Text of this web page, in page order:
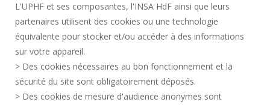
ACCESIBILIDAD
INFORMACIÓN LEGAL
CONTACTOS
DATOS PERSONALES
SERVICIOS PÚBLICOS +
CRÉDITOS
L'UPHF et ses composantes, l'INSA HdF ainsi que leurs
partenaires utilisent des cookies ou une technologie
équivalente pour stocker et/ou accéder à des informations
sur votre appareil.
> Des cookies nécessaires au bon fonctionnement et la
sécurité du site sont obligatoirement déposés.
> Des cookies de mesure d'audience anonymes sont